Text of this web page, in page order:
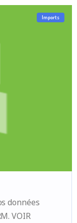
Imports
données
VOIR